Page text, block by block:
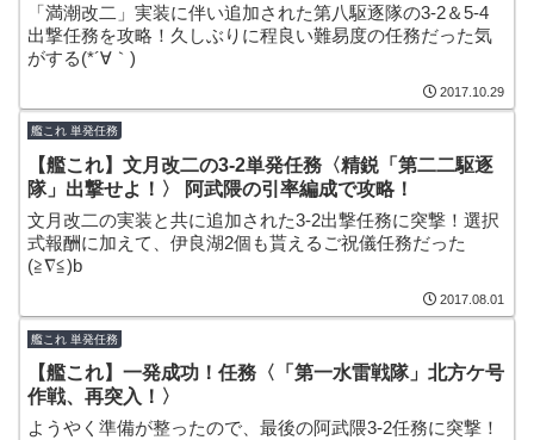
「満潮改二」実装に伴い追加された第八駆逐隊の3-2＆5-4
出撃任務を攻略！久しぶりに程良い難易度の任務だった気
がする(*´∀｀)
2017.10.29
艦これ 単発任務
【艦これ】文月改二の3-2単発任務〈精鋭「第二二駆逐
隊」出撃せよ！〉 阿武隈の引率編成で攻略！
文月改二の実装と共に追加された3-2出撃任務に突撃！選択
式報酬に加えて、伊良湖2個も貰えるご祝儀任務だった
(≧∇≦)b
2017.08.01
艦これ 単発任務
【艦これ】一発成功！任務〈「第一水雷戦隊」北方ケ号
作戦、再突入！〉
ようやく準備が整ったので、最後の阿武隈3-2任務に突撃！